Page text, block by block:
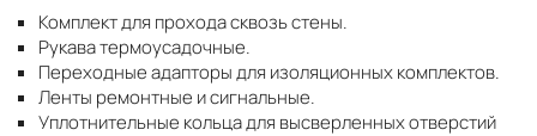
Комплект для прохода сквозь стены.
Рукава термоусадочные.
Переходные адапторы для изоляционных комплектов.
Ленты ремонтные и сигнальные.
Уплотнительные кольца для высверленных отверстий